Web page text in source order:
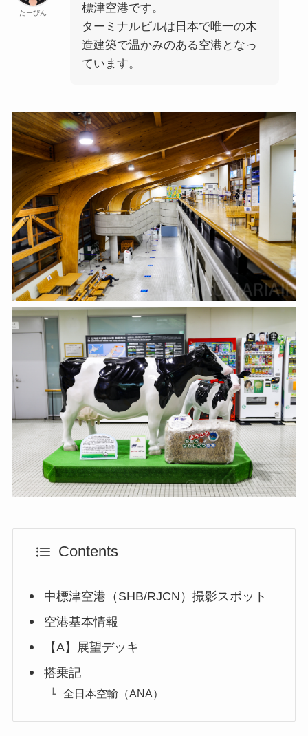
たーびん
標津空港です。
ターミナルビルは日本で唯一の木
造建築で温かみのある空港となっ
ています。
Contents
中標津空港（SHB/RJCN）撮影スポット
空港基本情報
【A】展望デッキ
搭乗記
全日本空輸（ANA）